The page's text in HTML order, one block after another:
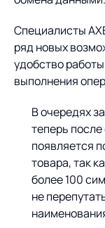
Специалисты
ряд новых
удобство
выполнения
В очередях
теперь
появляется
товара, так
более 100
не